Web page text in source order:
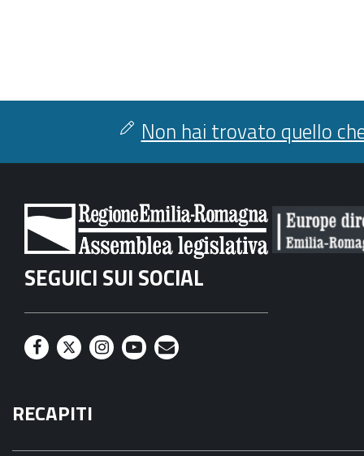
Non hai trovato quello
SEGUICI SUI SOCIAL
F
c
e
T
i
t
I
t
Y
t
M
l
RECAPITI